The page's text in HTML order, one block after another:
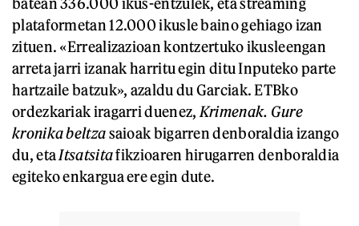
plataformetan 12.000 ikusle baino gehiago izan
zituen. «Errealizazioan kontzertuko ikusleengan
arreta jarri izanak harritu egin ditu Inputeko parte
hartzaile batzuk», azaldu du Garciak. ETBko
ordezkariak iragarri duenez, Krimenak. Gure
kronika beltzasaioak bigarren denboraldia izango
du, etaItsatsitafikzioaren hirugarren denboraldia
egiteko enkargua ere egin dute.